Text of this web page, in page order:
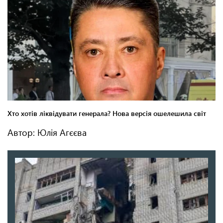
Автор: Юлія Агєєва